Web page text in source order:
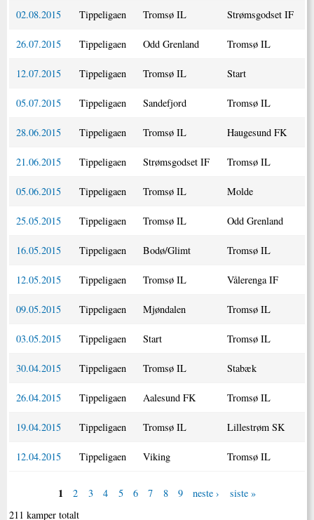
02.08.2015 Tippeligaen Tromsø IL Strømsgodset IF
26.07.2015 Tippeligaen Odd Grenland Tromsø IL
12.07.2015 Tippeligaen Tromsø IL Start
05.07.2015 Tippeligaen Sandefjord Tromsø IL
28.06.2015 Tippeligaen Tromsø IL Haugesund FK
21.06.2015 Tippeligaen Strømsgodset IF Tromsø IL
05.06.2015 Tippeligaen Tromsø IL Molde
25.05.2015 Tippeligaen Tromsø IL Odd Grenland
16.05.2015 Tippeligaen Bodø/Glimt Tromsø IL
12.05.2015 Tippeligaen Tromsø IL Vålerenga IF
09.05.2015 Tippeligaen Mjøndalen Tromsø IL
03.05.2015 Tippeligaen Start Tromsø IL
30.04.2015 Tippeligaen Tromsø IL Stabæk
26.04.2015 Tippeligaen Aalesund FK Tromsø IL
19.04.2015 Tippeligaen Tromsø IL Lillestrøm SK
12.04.2015 Tippeligaen Viking Tromsø IL
1 2 3 4 5 6 7 8 9 neste ›
siste »
211 kamper totalt